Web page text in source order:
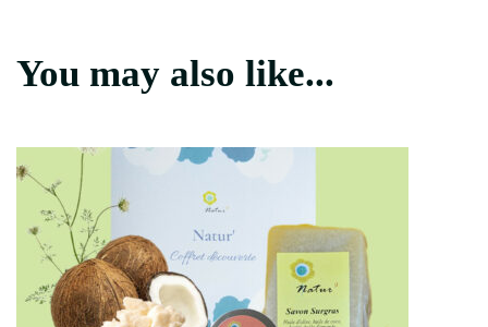
You may also like...